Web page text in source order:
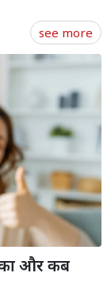
मुद्रा योजना का लाभ,
see more